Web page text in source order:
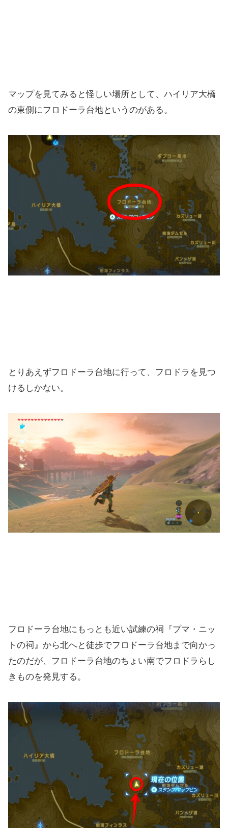
マップを見てみると怪しい場所として、ハイリア大橋
の東側にフロドーラ台地というのがある。
とりあえずフロドーラ台地に行って、フロドラを見つ
けるしかない。
フロドーラ台地にもっとも近い試練の祠『プマ・ニッ
トの祠』から北へと徒歩でフロドーラ台地まで向かっ
たのだが、フロドーラ台地のちょい南でフロドラらし
きものを発見する。